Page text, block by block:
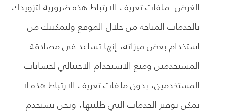
الغرض: ملفات تعريف الارتباط هذه ضرورية لتزويدك
بالخدمات المتاحة من خلال الموقع ولتمكينك من
استخدام بعض ميزاته، إنها تساعد في مصادقة
المستخدمين ومنع الاستخدام الاحتيالي لحسابات
المستخدمين، بدون ملفات تعريف الارتباط هذه لا
يمكن توفير الخدمات التي طلبتها، ونحن نستخدم